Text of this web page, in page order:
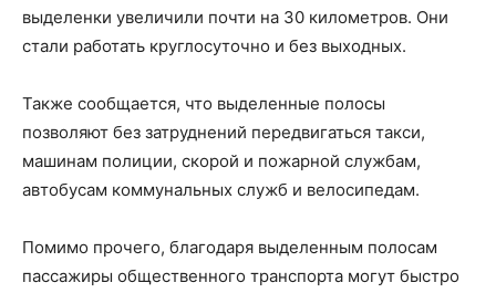
выделенки увеличили почти на 30 километров. Они
стали работать круглосуточно и без выходных.
Также сообщается, что выделенные полосы
позволяют без затруднений передвигаться такси,
машинам полиции, скорой и пожарной службам,
автобусам коммунальных служб и велосипедам.
Помимо прочего, благодаря выделенным полосам
пассажиры общественного транспорта могут быстро